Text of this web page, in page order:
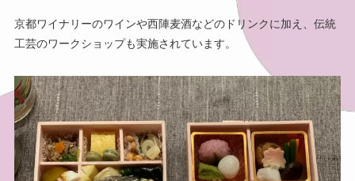
京都ワイナリーのワインや西陣麦酒などのドリンクに加え、伝統
工芸のワークショップも実施されています。